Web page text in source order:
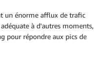
un énorme afflux de trafic
à d'autres moments,
pour répondre aux pics de